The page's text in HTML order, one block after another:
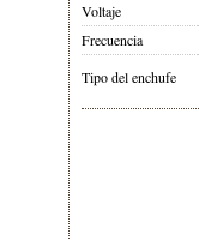
Voltaje
Frecuencia
Tipo del enchufe